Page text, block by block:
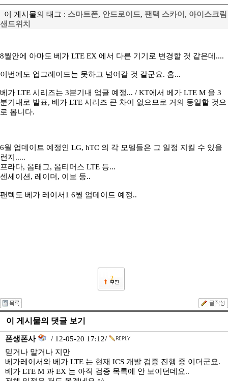
이 게시물의 태그 : 스마트폰, 안드로이드, 팬택 스카이 , 아이스크림
샌드위치
8월안에 아마도 베가 LTE EX 에서 다른 기기로 변경할 것 같은데....
이번에도 업그레이드는 못하고 넘어갈 것 같군요. 흠...
베가 LTE 시리즈는 3분기내 업글 예정... / KT에서 베가 LTE M 을 3
분기내로 발표, 베가 LTE 시리즈 큰 차이 없으므로 거의 동일할 것으
로 봅니다.
6월 업데이트 예정인 LG, hTC 의 각 모델들은 그 일정 지킬 수 있을
런지.....
프라다, 옵태그, 옵티머스 LTE 등...
센세이션, 레이더, 이보 등..
팬텍도 베가 레이서1 6월 업데이트 예정..
2
이 게시물의 댓글 보기
폰생폰사
/ 12-05-20 17:12/
믿거나 말거나 지만
베가레이서와 베가 LTE 는 현재 ICS 개발 검증 진행 중 이더군요.
베가 LTE M 과 EX 는 아직 검증 목록에 안 보이던데요..